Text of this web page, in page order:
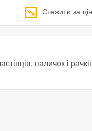
Стежити за
паличок і